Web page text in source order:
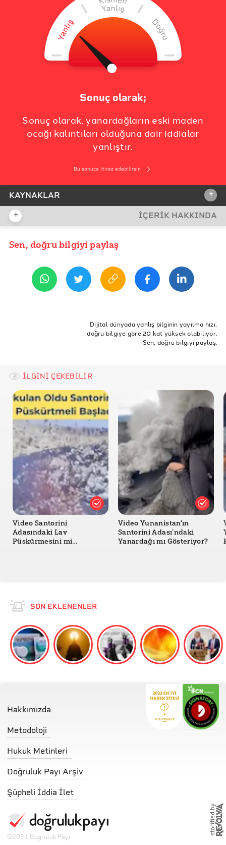
Sonuç olarak;
Sonuç olarak, yanardağların eski maden
ocağı kalıntıları olduğuna dair iddialar
yanlıştır.
Bu sonuca itiraz edebilirsin
KAYNAKLAR +
İDDİA KAYNAĞI
REFERANSLAR
İddia Bağlantısı
Gunarto Song Instagram hesabı
Britannica – Volcano
+ İÇERİK HAKKINDA
YAYIN TARİHİ
Sen, doğru bilgiyi paylaş
Dijital dünyada yanlış bilginin yayılma hızı,
doğru bilgiye göre 20 kat yüksek olabiliyor.
Sen, doğru bilgiyi paylaş.
İLGİNİ ÇEKEBİLİR
Video Santorini
Adasındaki Lav
Püskürmesini mi
Video Yunanistan'ın
Santorini Adası’ndaki
Yanardağı mı Gösteriyor?
SON EKLENENLER
Hakkımızda
Metodoloji
Hukuk Metinleri
Doğruluk Payı Arşiv
Şüpheli İddia İlet
©2021 Doğruluk Payı
storified by